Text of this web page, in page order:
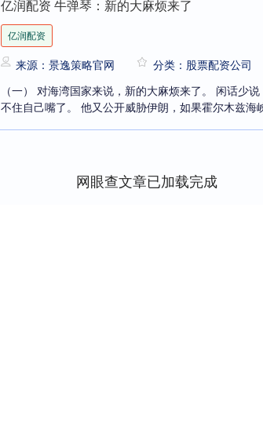
亿润配资 牛弹琴：新的大麻烦来了
亿润配资
来源：景逸策略官网 分类：股票配资公司
（一） 对海湾国家来说，新的大麻烦来了。 闲话少
不住自己嘴了。 他又公开威胁伊朗，如果霍尔木兹海
网眼查文章已加载完成